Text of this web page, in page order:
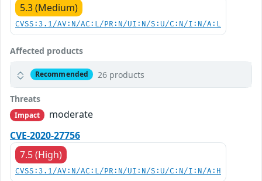
5.3 (Medium)
CVSS:3.1/AV:N/AC:L/PR:N/UI:N/S:U/C:N/I:N/A:L
Affected products
Recommended 26 products
Threats
Impact
moderate
CVE-2020-27756
7.5 (High)
CVSS:3.1/AV:N/AC:L/PR:N/UI:N/S:U/C:N/I:N/A:H